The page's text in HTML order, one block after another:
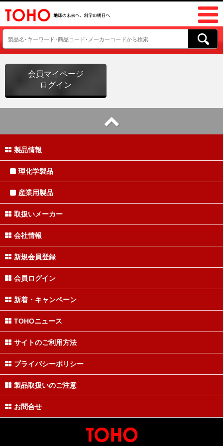
会員マイページ
ログイン
製品情報
理化学製品
産業用製品
取扱いメーカー
会社情報
新規会員登録
会員ログイン
新着・キャンペーン
TOHOニュース
サイトのご利用方法
プライバシーポリシー
製品取扱いのご注意
お問合せ